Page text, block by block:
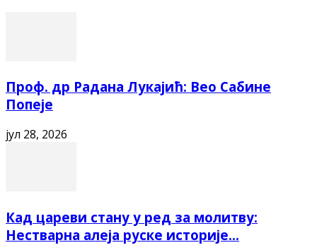
Проф. др Радана Лукајић: Вео Сабине
Попеје
јул 28, 2026
Кад цареви стану у ред за молитву:
Нестварна алеја руске историје...